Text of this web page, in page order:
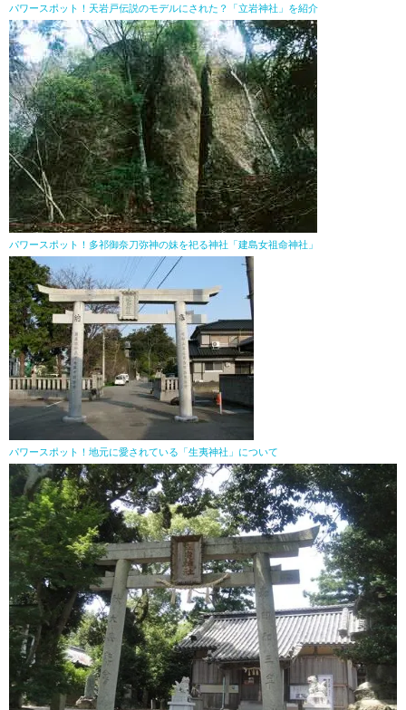
パワースポット！天岩戸伝説のモデルにされた？「立岩神社」を紹介
パワースポット！多祁御奈刀弥神の妹を祀る神社「建島女祖命神社」
パワースポット！地元に愛されている「生夷神社」について